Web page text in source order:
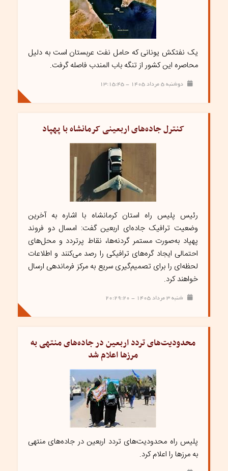
یک نفتکش یونانی که حامل نفت عربستان است به دلیل
محاصره این کشور از تنگه باب المندب فاصله گرفت.
دوشنبه ۵ مرداد ۱۴۰۵ - ۱۳:۱۵:۴۵
کنترل جاده‌های اربعینی کرمانشاه با پهپاد
رئیس پلیس راه استان کرمانشاه با اشاره به آخرین
وضعیت ترافیک جاده‌ای اربعین گفت: امسال دو فروند
پهپاد به‌صورت مستمر گردنه‌ها، نقاط پرتردد و محل‌های
احتمالی ایجاد گره‌های ترافیکی را رصد می‌کنند و اطلاعات
لحظه‌ای را برای تصمیم‌گیری سریع به مرکز فرماندهی ارسال
خواهند کرد.
شنبه ۳ مرداد ۱۴۰۵ - ۲۰:۲۹:۲۰
محدودیت‌های تردد اربعین در جاده‌های منتهی به
مرزها اعلام شد
پلیس راه محدودیت‌های تردد اربعین در جاده‌های منتهی
به مرزها را اعلام کرد.